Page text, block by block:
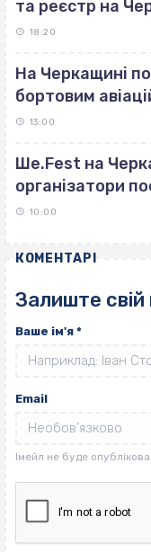
та реєстр на
18:20
На Черкащині
бортовим
13:00
Ше.Fest на
організатори
10:00
КОМЕНТАРІ
Залиште
Ваше ім'я *
Email